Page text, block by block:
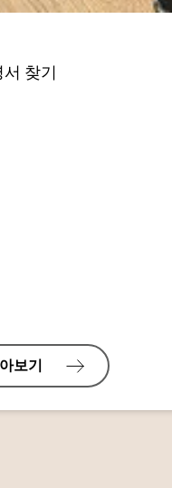
찾기
보기